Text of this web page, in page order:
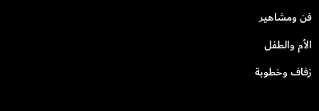
فن ومشاهير
الأم والطفل
زفاف وخطوبة